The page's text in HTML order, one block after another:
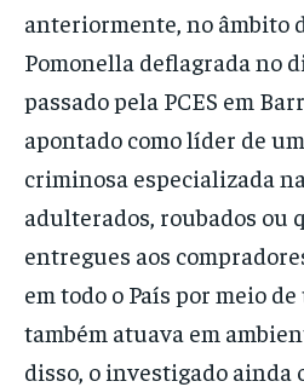
anteriormente, no âmbito
Pomonella deflagrada no
passado pela PCES em
apontado como líder de
criminosa especializada
adulterados, roubados ou
entregues aos
em todo o País por meio
também atuava em
disso, o investigado ainda